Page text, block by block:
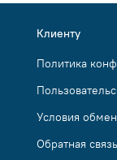
Клиенту
Политика
Условия
Обратная связь